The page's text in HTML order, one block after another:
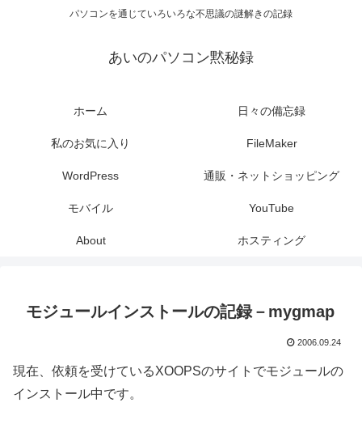
パソコンを通じていろいろな不思議の謎解きの記録
あいのパソコン黙秘録
ホーム 日々の備忘録
私のお気に入り FileMaker
WordPress 通販・ネットショッピング
モバイル YouTube
About ホスティング
モジュールインストールの記録－mygmap
2006.09.24
現在、依頼を受けているXOOPSのサイトでモジュールの
インストール中です。